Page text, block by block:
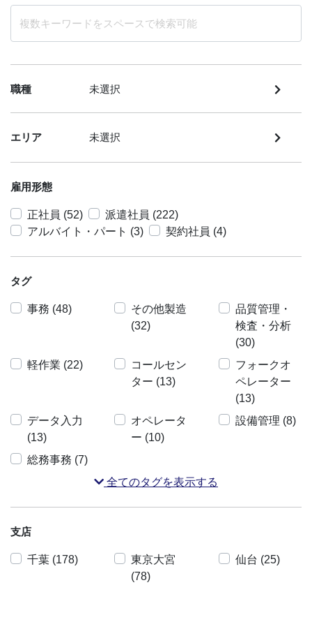
職種 未選択
エリア 未選択
雇用形態
正社員 (52)
派遣社員 (222)
アルバイト・パート (3)
契約社員 (4)
タグ
事務 (48)
その他製造
(32)
品質管理・
検査・分析
(30)
軽作業 (22)
コールセン
ター (13)
フォークオ
ペレーター
(13)
データ入力
(13)
オペレータ
ー (10)
設備管理 (8)
総務事務 (7)
全てのタグを表示する
支店
千葉 (178)
東京大宮
(78)
仙台 (25)